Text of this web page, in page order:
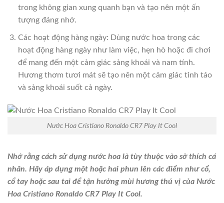
trong không gian xung quanh bạn và tạo nên một ấn
tượng đáng nhớ.
Các hoạt động hàng ngày: Dùng nước hoa trong các
hoạt động hàng ngày như làm việc, hẹn hò hoặc đi chơi
để mang đến một cảm giác sảng khoái và nam tính.
Hương thơm tươi mát sẽ tạo nên một cảm giác tỉnh táo
và sảng khoái suốt cả ngày.
Nước Hoa Cristiano Ronaldo CR7 Play It Cool
Nhớ rằng cách sử dụng nước hoa là tùy thuộc vào sở thích cá
nhân. Hãy áp dụng một hoặc hai phun lên các điểm như cổ,
cổ tay hoặc sau tai để tận hưởng mùi hương thú vị của Nước
Hoa Cristiano Ronaldo CR7 Play It Cool.